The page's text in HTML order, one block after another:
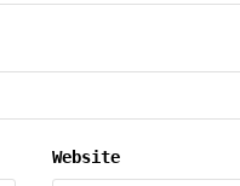
Website